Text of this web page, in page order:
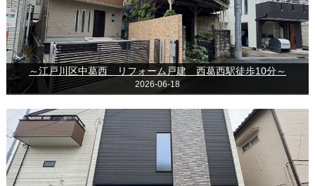
～江戸川区中葛西 リフォーム戸建 西葛西駅徒歩10分～
2026-06-18